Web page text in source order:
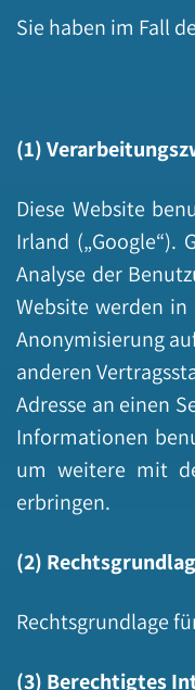
Sie haben im Fall
(1)
Diese Website
Irland („Google“).
Analyse der
Website werden
Anonymisierung
anderen
Adresse an einen
Informationen
um weitere mit
erbringen.
(2)
Rechtsgrundlage
(3) Berechtigtes